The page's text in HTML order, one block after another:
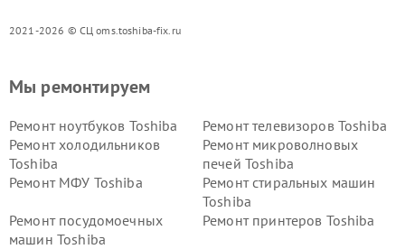
2021-2026 © СЦ oms.toshiba-fix.ru
Мы ремонтируем
Ремонт ноутбуков Toshiba
Ремонт телевизоров Toshiba
Ремонт холодильников
Toshiba
Ремонт микроволновых
печей Toshiba
Ремонт МФУ Toshiba
Ремонт стиральных машин
Toshiba
Ремонт посудомоечных
машин Toshiba
Ремонт принтеров Toshiba